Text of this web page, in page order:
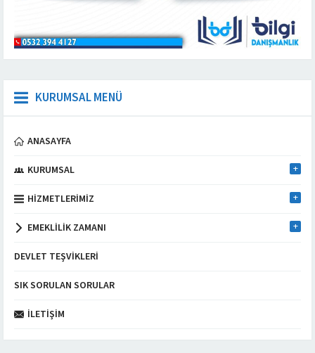
KURUMSAL MENÜ
ANASAYFA
KURUMSAL
HIZMETLERIMIZ
EMEKLILIK ZAMANI
DEVLET TEŞVIKLERI
SIK SORULAN SORULAR
İLETIŞIM